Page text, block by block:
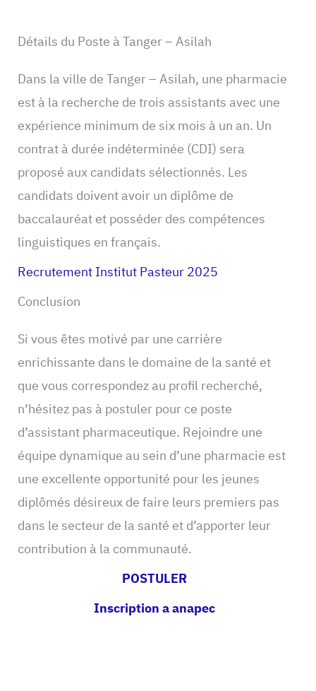
Détails du Poste à Tanger – Asilah
Dans la ville de Tanger – Asilah, une pharmacie
est à la recherche de trois assistants avec une
expérience minimum de six mois à un an. Un
contrat à durée indéterminée (CDI) sera
proposé aux candidats sélectionnés. Les
candidats doivent avoir un diplôme de
baccalauréat et posséder des compétences
linguistiques en français.
Recrutement Institut Pasteur 2025
Conclusion
Si vous êtes motivé par une carrière
enrichissante dans le domaine de la santé et
que vous correspondez au profil recherché,
n’hésitez pas à postuler pour ce poste
d’assistant pharmaceutique. Rejoindre une
équipe dynamique au sein d’une pharmacie est
une excellente opportunité pour les jeunes
diplômés désireux de faire leurs premiers pas
dans le secteur de la santé et d’apporter leur
contribution à la communauté.
POSTULER
Inscription a anapec